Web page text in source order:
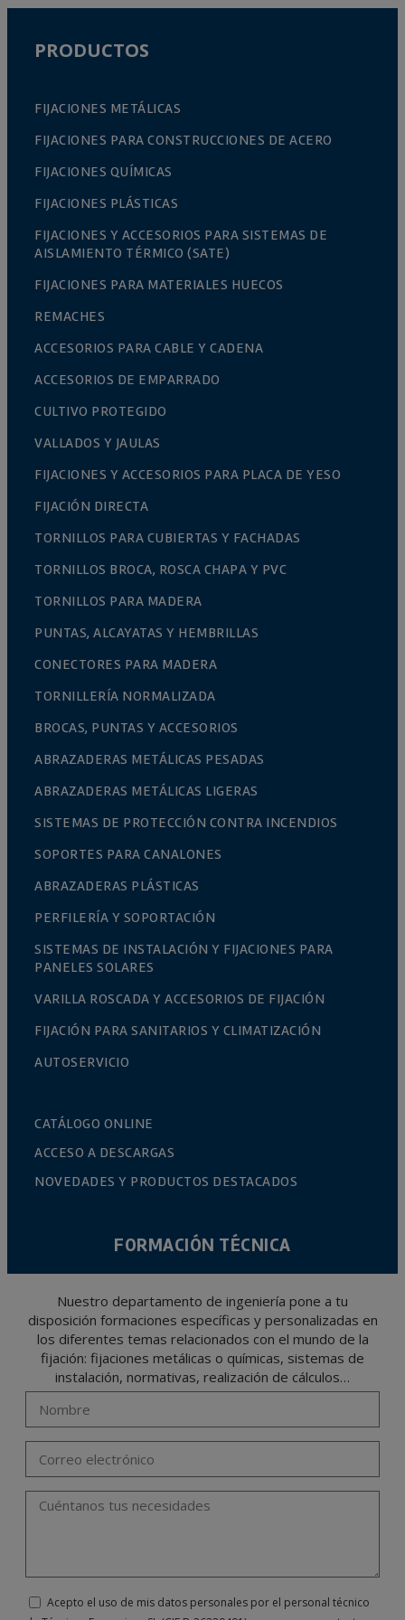
PRODUCTOS
FIJACIONES METÁLICAS
FIJACIONES PARA CONSTRUCCIONES DE ACERO
FIJACIONES QUÍMICAS
FIJACIONES PLÁSTICAS
FIJACIONES Y ACCESORIOS PARA SISTEMAS DE
AISLAMIENTO TÉRMICO (SATE)
FIJACIONES PARA MATERIALES HUECOS
REMACHES
ACCESORIOS PARA CABLE Y CADENA
ACCESORIOS DE EMPARRADO
CULTIVO PROTEGIDO
VALLADOS Y JAULAS
FIJACIONES Y ACCESORIOS PARA PLACA DE YESO
FIJACIÓN DIRECTA
TORNILLOS PARA CUBIERTAS Y FACHADAS
TORNILLOS BROCA, ROSCA CHAPA Y PVC
TORNILLOS PARA MADERA
PUNTAS, ALCAYATAS Y HEMBRILLAS
CONECTORES PARA MADERA
TORNILLERÍA NORMALIZADA
BROCAS, PUNTAS Y ACCESORIOS
ABRAZADERAS METÁLICAS PESADAS
ABRAZADERAS METÁLICAS LIGERAS
SISTEMAS DE PROTECCIÓN CONTRA INCENDIOS
SOPORTES PARA CANALONES
ABRAZADERAS PLÁSTICAS
PERFILERÍA Y SOPORTACIÓN
SISTEMAS DE INSTALACIÓN Y FIJACIONES PARA
PANELES SOLARES
VARILLA ROSCADA Y ACCESORIOS DE FIJACIÓN
FIJACIÓN PARA SANITARIOS Y CLIMATIZACIÓN
AUTOSERVICIO
CATÁLOGO ONLINE
ACCESO A DESCARGAS
NOVEDADES Y PRODUCTOS DESTACADOS
FORMACIÓN TÉCNICA
Nuestro departamento de ingeniería pone a tu
disposición formaciones específicas y personalizadas en
los diferentes temas relacionados con el mundo de la
fijación: fijaciones metálicas o químicas, sistemas de
instalación, normativas, realización de cálculos…
Acepto el uso de mis datos personales por el personal técnico